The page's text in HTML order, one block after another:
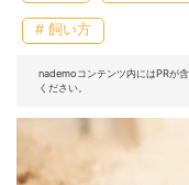
# 飼い方
nademoコンテンツ内にはPRが
ください。